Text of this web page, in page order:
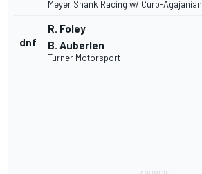
Meyer Shank Racing w/ Curb-Agajanian
dnf
R. Foley
B. Auberlen
Turner Motorsport